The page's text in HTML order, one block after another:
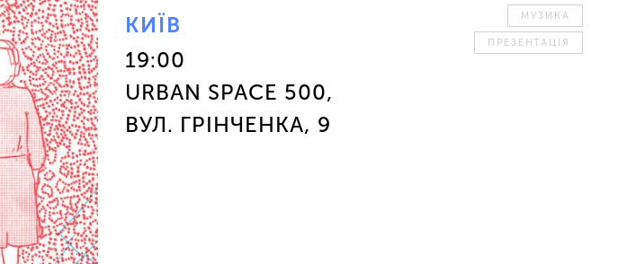
КИЇВ
19:00
URBAN SPACE 500,
ВУЛ. ГРІНЧЕНКА, 9
МУЗИКА
ПРЕЗЕНТАЦІЯ